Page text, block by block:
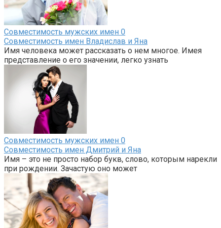
Совместимость мужских имен 0
Совместимость имен Владислав и Яна
Имя человека может рассказать о нем многое. Имея
представление о его значении, легко узнать
Совместимость мужских имен 0
Совместимость имен Дмитрий и Яна
Имя – это не просто набор букв, слово, которым нарекли
при рождении. Зачастую оно может